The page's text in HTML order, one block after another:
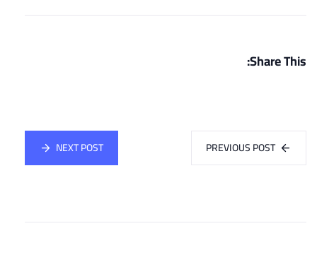
Share This:
PREVIOUS POST
NEXT POST